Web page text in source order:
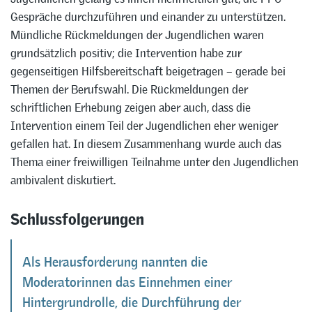
Gespräche durchzuführen und einander zu unterstützen.
Mündliche Rückmeldungen der Jugendlichen waren
grundsätzlich positiv; die Intervention habe zur
gegenseitigen Hilfsbereitschaft beigetragen – gerade bei
Themen der Berufswahl. Die Rückmeldungen der
schriftlichen Erhebung zeigen aber auch, dass die
Intervention einem Teil der Jugendlichen eher weniger
gefallen hat. In diesem Zusammenhang wurde auch das
Thema einer freiwilligen Teilnahme unter den Jugendlichen
ambivalent diskutiert.
Schlussfolgerungen
Als Herausforderung nannten die
Moderatorinnen das Einnehmen einer
Hintergrundrolle, die Durchführung der